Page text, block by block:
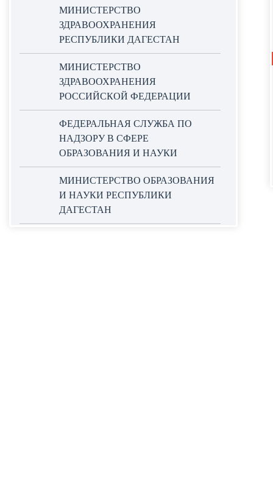
МИНИСТЕРСТВО
ЗДРАВООХРАНЕНИЯ
РЕСПУБЛИКИ ДАГЕСТАН
МИНИСТЕРСТВО
ЗДРАВООХРАНЕНИЯ
РОССИЙСКОЙ ФЕДЕРАЦИИ
ФЕДЕРАЛЬНАЯ СЛУЖБА ПО
НАДЗОРУ В СФЕРЕ
ОБРАЗОВАНИЯ И НАУКИ
МИНИСТЕРСТВО ОБРАЗОВАНИЯ
И НАУКИ РЕСПУБЛИКИ
ДАГЕСТАН